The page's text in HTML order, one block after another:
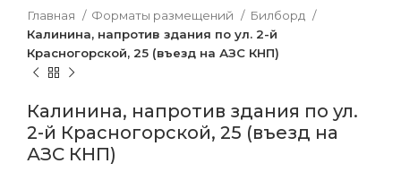
Главная Форматы размещений
Билборд
Калинина, напротив здания по ул. 2-й
Красногорской, 25 (въезд на АЗС КНП)
Калинина, напротив здания по ул.
2-й Красногорской, 25 (въезд на
АЗС КНП)